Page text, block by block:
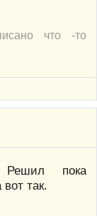
что -то
Решил пока
так.